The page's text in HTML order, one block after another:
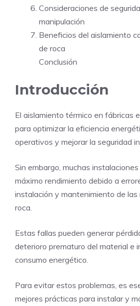
Consideraciones de
manipulación
Beneficios del aislamiento
de roca
Conclusión
Introducción
El aislamiento térmico en fábricas
para optimizar la eficiencia
operativos y mejorar la seguridad
Sin embargo, muchas
máximo rendimiento debido a
instalación y mantenimiento de
roca.
Estas fallas pueden generar
deterioro prematuro del material e
consumo energético.
Para evitar estos problemas, es
mejores prácticas para instalar y